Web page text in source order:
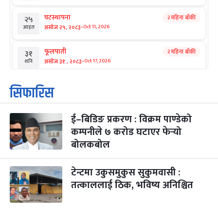
२५
आइत
घटस्थापना
असोज २५, २०८३-Oct 11, 2026
२ महिना बाँकी
३१
शनि
फूलपाती
असोज ३१ , २०८३-Oct 17, 2026
२ महिना बाँकी
१
आइत
कार्तिक सङ्क्रान्ति
कार्तिक १, २०८३
३
मंगल
महानवमी
कार्तिक ३, २०८३-Oct 20, 2026
२ महिना बाँकी
४
५
बिहि
पापा‌ङ्कुशा एकादशी व्रत
कार्तिक ५, २०८३
२ महिना बाँकी
सिफारिस
ई–बिडिङ प्रकरण : विक्रम पाण्डेको
कम्पनीले ७ करोड घटाएर फेर्‍यो
बोलकबोल
टेन्टमा उकुसमुकुस सुकुमवासी :
तत्काललाई ठिक, भविष्य अनिश्चित